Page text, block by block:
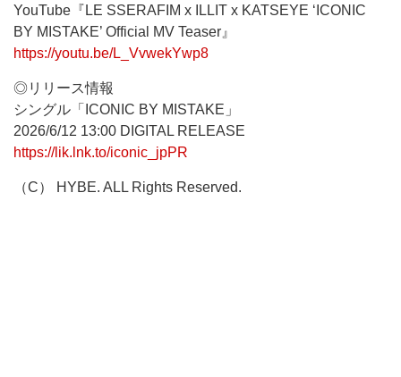
YouTube『LE SSERAFIM x ILLIT x KATSEYE ‘ICONIC
BY MISTAKE’ Official MV Teaser』
https://youtu.be/L_VvwekYwp8
◎リリース情報
シングル「ICONIC BY MISTAKE」
2026/6/12 13:00 DIGITAL RELEASE
https://lik.lnk.to/iconic_jpPR
（C） HYBE. ALL Rights Reserved.